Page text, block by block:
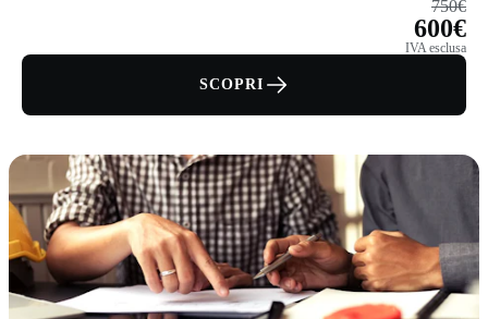
750€
600€
IVA esclusa
SCOPRI